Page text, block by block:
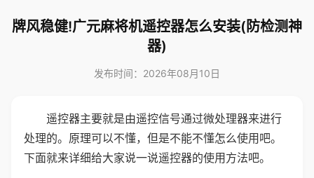
牌风稳健!广元麻将机遥控器怎么安装(防检测神
器)
发布时间：2026年08月10日
遥控器主要就是由遥控信号通过微处理器来进行
处理的。原理可以不懂，但是不能不懂怎么使用吧。
下面就来详细给大家说一说遥控器的使用方法吧。